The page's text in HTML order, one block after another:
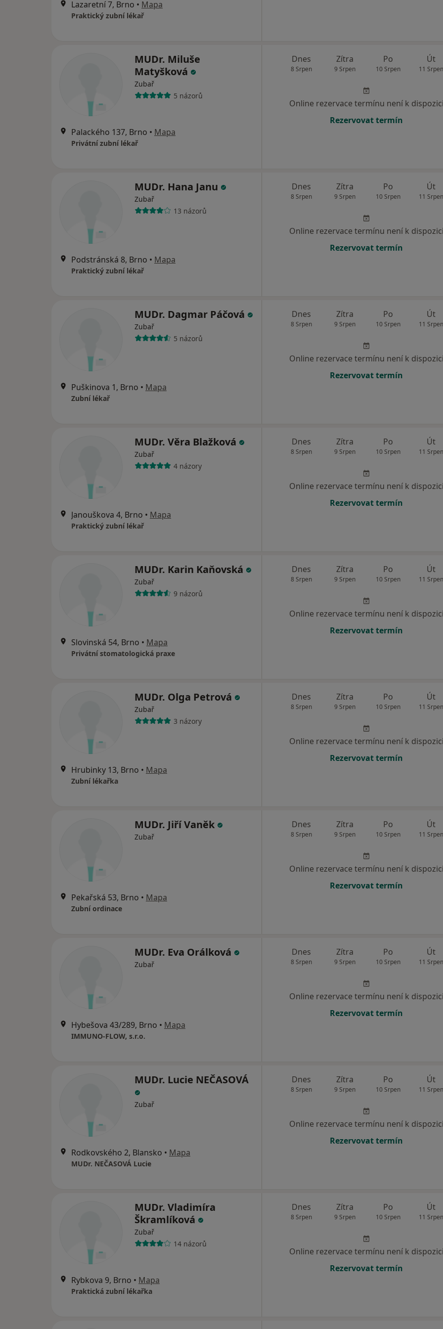
Lazaretní 7, Brno • Mapa
Praktický zubní lékař
MUDr. Miluše
Matyšková
Zubař
5 názorů
Palackého 137, Brno • Mapa
Privátní zubní lékař
Dnes
8 Srpen
Zítra
9 Srpen
Po
10 Srpen
Út
11 Srpen
Online rezervace termínu není k dispozici
Rezervovat termín
MUDr. Hana Janu
Zubař
13 názorů
Podstránská 8, Brno • Mapa
Praktický zubní lékař
Dnes
8 Srpen
Zítra
9 Srpen
Po
10 Srpen
Út
11 Srpen
Online rezervace termínu není k dispozici
Rezervovat termín
MUDr. Dagmar Páčová
Zubař
5 názorů
Puškinova 1, Brno • Mapa
Zubní lékař
Dnes
8 Srpen
Zítra
9 Srpen
Po
10 Srpen
Út
11 Srpen
Online rezervace termínu není k dispozici
Rezervovat termín
MUDr. Věra Blažková
Zubař
4 názory
Janouškova 4, Brno • Mapa
Praktický zubní lékař
Dnes
8 Srpen
Zítra
9 Srpen
Po
10 Srpen
Út
11 Srpen
Online rezervace termínu není k dispozici
Rezervovat termín
MUDr. Karin Kaňovská
Zubař
9 názorů
Slovinská 54, Brno • Mapa
Privátní stomatologická praxe
Dnes
8 Srpen
Zítra
9 Srpen
Po
10 Srpen
Út
11 Srpen
Online rezervace termínu není k dispozici
Rezervovat termín
MUDr. Olga Petrová
Zubař
3 názory
Hrubinky 13, Brno • Mapa
Zubní lékařka
Dnes
8 Srpen
Zítra
9 Srpen
Po
10 Srpen
Út
11 Srpen
Online rezervace termínu není k dispozici
Rezervovat termín
MUDr. Jiří Vaněk
Zubař
Pekařská 53, Brno • Mapa
Zubní ordinace
Dnes
8 Srpen
Zítra
9 Srpen
Po
10 Srpen
Út
11 Srpen
Online rezervace termínu není k dispozici
Rezervovat termín
MUDr. Eva Orálková
Zubař
Hybešova 43/289, Brno • Mapa
IMMUNO-FLOW, s.r.o.
Dnes
8 Srpen
Zítra
9 Srpen
Po
10 Srpen
Út
11 Srpen
Online rezervace termínu není k dispozici
Rezervovat termín
MUDr. Lucie NEČASOVÁ
Zubař
Rodkovského 2, Blansko • Mapa
MUDr. NEČASOVÁ Lucie
Dnes
8 Srpen
Zítra
9 Srpen
Po
10 Srpen
Út
11 Srpen
Online rezervace termínu není k dispozici
Rezervovat termín
MUDr. Vladimíra
Škramlíková
Zubař
14 názorů
Rybkova 9, Brno • Mapa
Praktická zubní lékařka
Dnes
8 Srpen
Zítra
9 Srpen
Po
10 Srpen
Út
11 Srpen
Online rezervace termínu není k dispozici
Rezervovat termín